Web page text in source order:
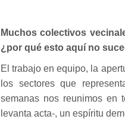
Muchos colectivos
¿por qué esto aquí no
El trabajo en equipo, la
los sectores que
semanas nos reunimos en
levanta acta-, un espíritu